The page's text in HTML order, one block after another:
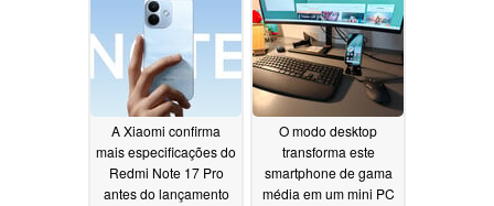
telemacro
A Xiaomi confirma
mais especificações do
Redmi Note 17 Pro
antes do lançamento
O modo desktop
transforma este
smartphone de gama
média em um mini PC